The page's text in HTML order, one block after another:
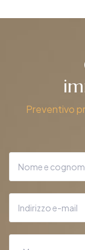
Preventivo